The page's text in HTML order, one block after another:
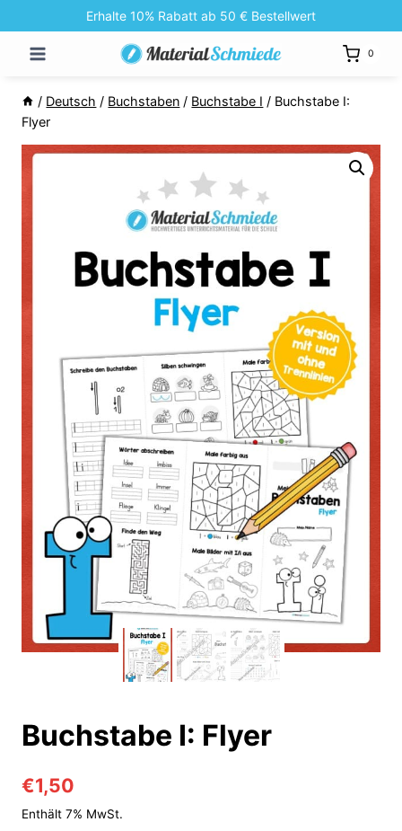
Inhalt
springen
Erhalte 10% Rabatt ab 50 € Bestellwert
0
/ Deutsch / Buchstaben / Buchstabe I / Buchstabe I:
Flyer
Buchstabe I: Flyer
€1,50
Enthält 7% MwSt.